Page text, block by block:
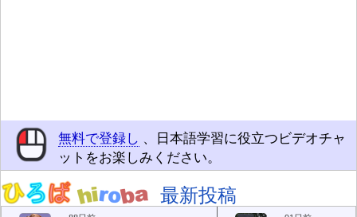
無料で登録し 、日本語学習に役立つビデオチャ
ットをお楽しみください。
最新投稿